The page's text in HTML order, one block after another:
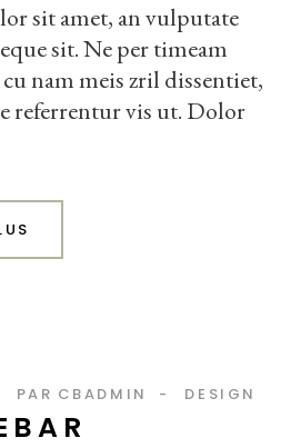
sit amet, an vulputate
sit. Ne per timeam
nam meis zril dissentiet,
referrentur vis ut. Dolor
PAR CBADMIN DESIGN